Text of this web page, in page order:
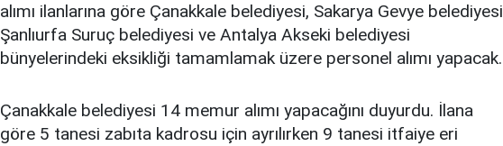
alımı ilanlarına göre Çanakkale belediyesi, Sakarya Gevye belediyesi
Şanlıurfa Suruç belediyesi ve Antalya Akseki belediyesi
bünyelerindeki eksikliği tamamlamak üzere personel alımı yapacak.
Çanakkale belediyesi 14 memur alımı yapacağını duyurdu. İlana
göre 5 tanesi zabıta kadrosu için ayrılırken 9 tanesi itfaiye eri